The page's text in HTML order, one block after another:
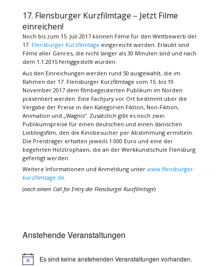
17. Flensburger Kurzfilmtage – Jetzt Filme
einreichen!
Noch bis zum 15. Juli 2017 können Filme für den Wettbewerb der
17. Flensburger Kurzfilmtage eingereicht werden. Erlaubt sind
Filme aller Genres, die nicht länger als 30 Minuten sind und nach
dem 1.1.2015 fertiggestellt wurden.
Aus den Einreichungen werden rund 50 ausgewählt, die im
Rahmen der 17. Flensburger Kurzfilmtage vom 15. bis 19.
November 2017 dem filmbegeisterten Publikum im Norden
präsentiert werden. Eine Fachjury vor Ort bestimmt über die
Vergabe der Preise in den Kategorien Fiktion, Non-Fiktion,
Animation und „Wagnis“. Zusätzlich gibt es noch zwei
Publikumspreise für einen deutschen und einen dänischen
Lieblingsfilm, den die Kinobesucher per Abstimmung ermitteln.
Die Preisträger erhalten jeweils 1.000 Euro und eine der
begehrten Holztrophäen, die an der Werkkunstschule Flensburg
gefertigt werden.
Weitere Informationen und Anmeldung unter www.flensburger-
kurzfilmtage.de.
(nach einem Call for Entry der Flensburger Kurzfilmtage)
Anstehende Veranstaltungen
HinweisEs sind keine anstehenden Veranstaltungen vorhanden.